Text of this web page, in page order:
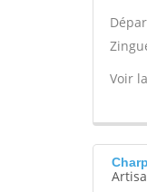
Voir